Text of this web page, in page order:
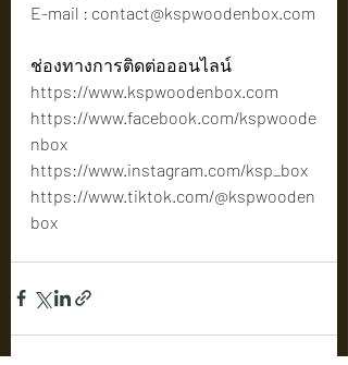
E-mail : contact@kspwoodenbox.com
ช่องทางการติดต่อออนไลน์
https://www.kspwoodenbox.com
https://www.facebook.com/kspwoode
nbox
https://www.instagram.com/ksp_box
https://www.tiktok.com/@kspwooden
box